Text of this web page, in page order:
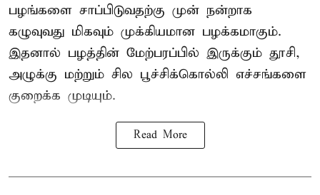
பழங்களை சாப்பிடுவதற்கு முன் நன்றாக
கழுவுவது மிகவும் முக்கியமான பழக்கமாகும்.
இதனால் பழத்தின் மேற்பரப்பில் இருக்கும் தூசி,
அழுக்கு மற்றும் சில பூச்சிக்கொல்லி எச்சங்களை
குறைக்க முடியும்.
Read More